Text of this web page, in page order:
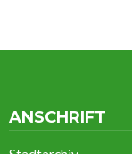
ANSCHRIFT